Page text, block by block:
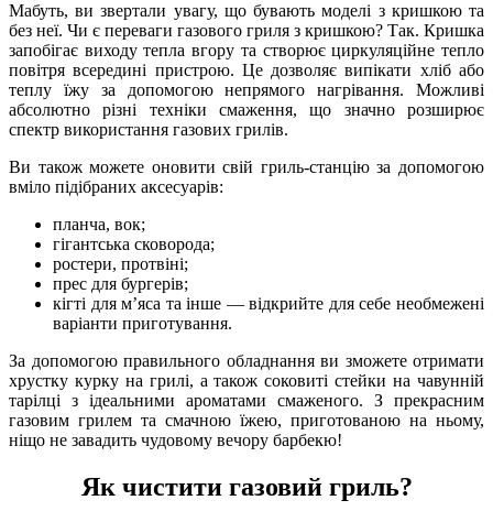
Мабуть, ви звертали увагу, що бувають моделі з кришкою та
без неї. Чи є переваги газового гриля з кришкою? Так. Кришка
запобігає виходу тепла вгору та створює циркуляційне тепло
повітря всередині пристрою. Це дозволяє випікати хліб або
теплу їжу за допомогою непрямого нагрівання. Можливі
абсолютно різні техніки смаження, що значно розширює
спектр використання газових грилів.
Ви також можете оновити свій гриль-станцію за допомогою
вміло підібраних аксесуарів:
планча, вок;
гігантська сковорода;
ростери, протвіні;
прес для бургерів;
кігті для м’яса та інше — відкрийте для себе необмежені
варіанти приготування.
За допомогою правильного обладнання ви зможете отримати
хрустку курку на грилі, а також соковиті стейки на чавунній
тарілці з ідеальними ароматами смаженого. З прекрасним
газовим грилем та смачною їжею, приготованою на ньому,
ніщо не завадить чудовому вечору барбекю!
Як чистити газовий гриль?